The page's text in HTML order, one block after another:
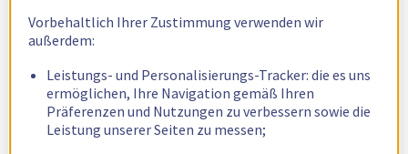
Vorbehaltlich Ihrer Zustimmung verwenden wir
außerdem:
Leistungs- und Personalisierungs-Tracker: die es uns
ermöglichen, Ihre Navigation gemäß Ihren
Präferenzen und Nutzungen zu verbessern sowie die
Leistung unserer Seiten zu messen;